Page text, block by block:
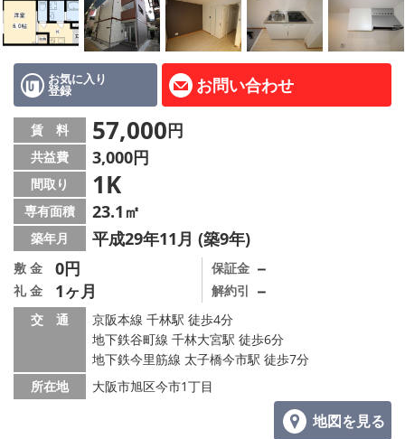
店舗情報·アクセス
会社概要
メールでお問い合わせ
お気に入り
登録 お問い合わせ
賃 料 57,000円
共益費 3,000円
間取り 1K
専有面積 23.1㎡
築年月 平成29年11月 (築9年)
敷 金 0円
礼 金 1ヶ月
保証金 －
解約引 －
交 通
京阪本線 千林駅 徒歩4分
地下鉄谷町線 千林大宮駅 徒歩6分
地下鉄今里筋線 太子橋今市駅 徒歩7分
所在地
大阪市旭区今市1丁目
地図を見る